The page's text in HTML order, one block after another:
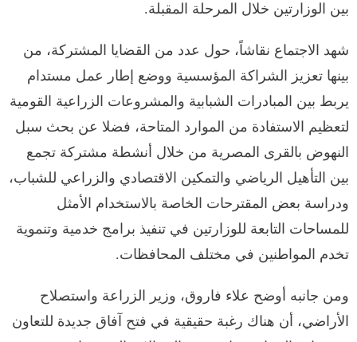
بين الوزارتين خلال المرحلة المقبلة.
شهد الاجتماع نقاشاً، حول عدد من القضايا المشتركة، من
بينها تعزيز الشراكة المؤسسية ووضع إطار عمل مستدام
يربط بين المبادرات الشبابية والمشروعات الزراعية القومية
لتعظيم الاستفادة من الموارد المتاحة، فضلا عن بحث سبل
النهوض بالقرى المصرية من خلال أنشطة مشتركة تجمع
بين التأهيل الرياضي والتمكين الاقتصادي والزراعي للشباب،
ودراسة بعض المقترحات الخاصة بالاستخدام الأمثل
للمساحات التابعة للوزارتين في تنفيذ برامج خدمية وتنموية
تخدم المواطنين في مختلف المحافظات.
ومن جانبه أوضح علاء فاروق، وزير الزراعة واستصلاح
الأراضي، أن هناك رغبة حقيقية في فتح آفاق جديدة للتعاون